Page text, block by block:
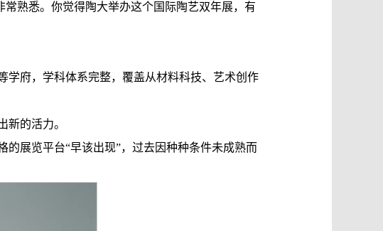
熟悉。你觉得陶大举办这个国际陶艺双年展，有
府，学科体系完整，覆盖从材料科技、艺术创作
新的活力。
展览平台“早该出现”，过去因种种条件未成熟而